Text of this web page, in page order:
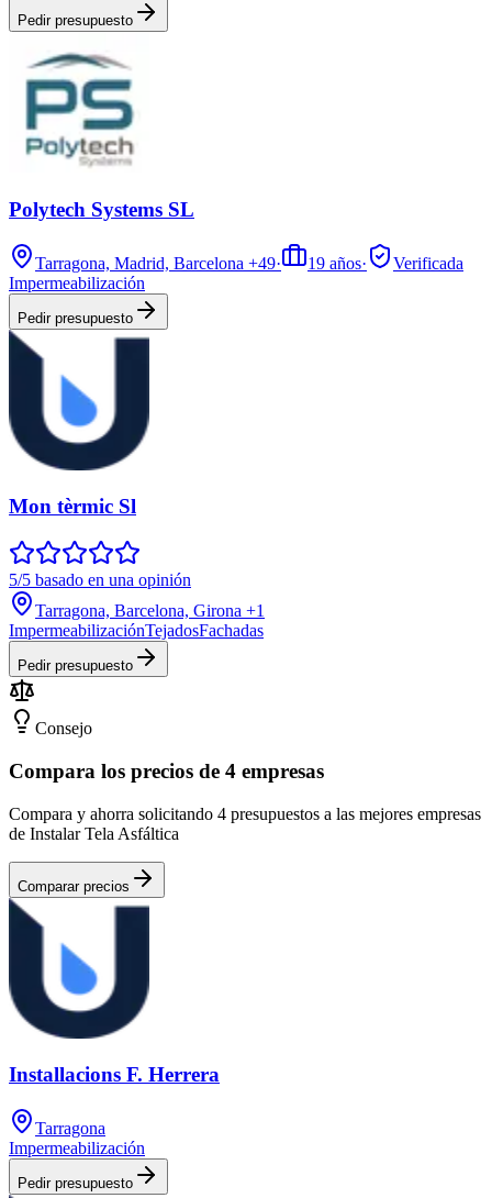
Pedir presupuesto
Polytech Systems SL
Tarragona, Madrid, Barcelona +49· 19 años·
Verificada
Impermeabilización
Pedir presupuesto
Mon tèrmic Sl
5/5 basado en una opinión
Tarragona, Barcelona, Girona +1
ImpermeabilizaciónTejadosFachadas
Pedir presupuesto
Consejo
Compara los precios de 4 empresas
Compara y ahorra solicitando 4 presupuestos a las mejores empresas
de Instalar Tela Asfáltica
Comparar precios
Installacions F. Herrera
Tarragona
Impermeabilización
Pedir presupuesto